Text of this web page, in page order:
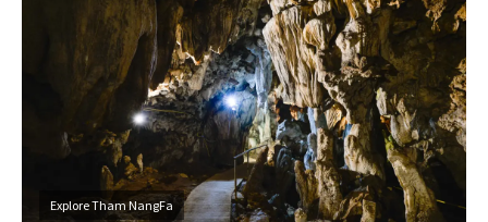
Explore Tham NangFa